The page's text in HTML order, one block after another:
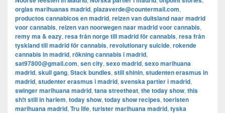
orgias marihuanas madrid, plazaverde@countermail.com,
productos cannabicos en madrid, reizen van duitsland naar madrid
voor cannabis, reizen van noorwegen naar madrid voor cannabis,
remy ma & eazy, resa från norge till madrid för cannabis, resa från
tyskland till madrid för cannabis, revolutionary suicide, rokende
cannabis in madrid, rökning cannabis i madrid,
sat97800@gmail.com, sen city, sexo madrid, sexo marihuana
madrid, skull gang, Stack bundles, still shinin, studenten erasmus in
madrid, studenter erasmus i madrid, svenska partier i madrid,
swinger marihuana madrid, tana streetheat, the today show, this
sh!t still in harlem, today show, today show recipes, toeristen
marihuana madrid, Tru life, turister marihuana madrid, tyska